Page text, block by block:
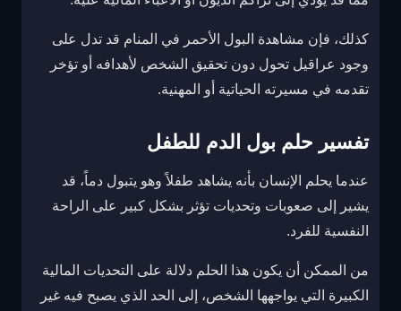
كذلك، فإن مشاهدة البول الأحمر في المنام قد تدل على
وجود عراقيل تحول دون تحقيق الشخص لأهدافه أو تؤخر
تقدمه في مسيرته الحياتية أو المهنية.
تفسير حلم بول الدم للطفل
عندما يحلم الإنسان بأنه يشاهد طفلاً وهو يتبول دماً، قد
يشير إلى صعوبات وتحديات تؤثر بشكل كبير على الراحة
النفسية للفرد.
من الممكن أن يكون هذا الحلم دلالة على التحديات المالية
الكبيرة التي يواجهها الشخص، إلى الحد الذي يصبح فيه غير